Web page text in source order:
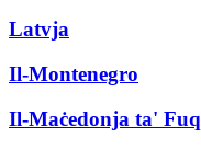
Latvja
Il-Montenegro
Il-Maċedonja ta' Fuq